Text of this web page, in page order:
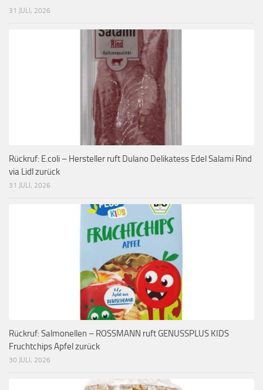
31 JULI, 2026
Rückruf: E.coli – Hersteller ruft Dulano Delikatess Edel Salami Rind
via Lidl zurück
31 JULI, 2026
Rückruf: Salmonellen – ROSSMANN ruft GENUSSPLUS KIDS
Fruchtchips Apfel zurück
30 JULI, 2026